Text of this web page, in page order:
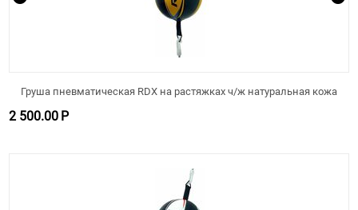
Груша пневматическая RDX на растяжках ч/ж натуральная кожа
2 500.00 Р